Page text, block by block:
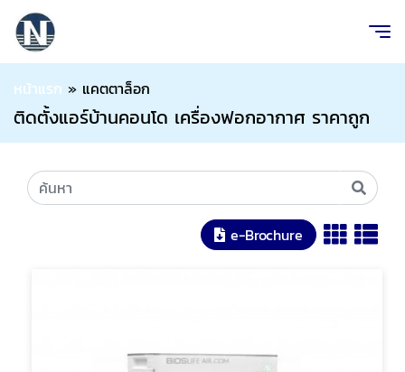
หน้าแรก » แคตตาล็อก
ติดตั้งแอร์บ้านคอนโด เครื่องฟอกอากาศ ราคาถูก
e-Brochure